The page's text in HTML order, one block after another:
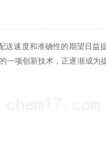
送速度和准确性的期望日益
一项创新技术，正逐渐成为